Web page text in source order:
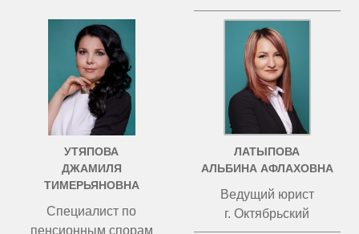
УТЯПОВА
ДЖАМИЛЯ
ТИМЕРЬЯНОВНА
Специалист по
пенсионным спорам
ЛАТЫПОВА
АЛЬБИНА АФЛАХОВНА
Ведущий юрист
г. Октябрьский